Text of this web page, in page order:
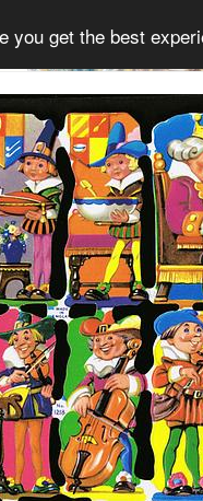
you get the best